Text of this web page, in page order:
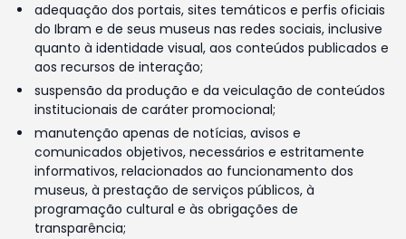
adequação dos portais, sites temáticos e perfis oficiais
do Ibram e de seus museus nas redes sociais, inclusive
quanto à identidade visual, aos conteúdos publicados e
aos recursos de interação;
suspensão da produção e da veiculação de conteúdos
institucionais de caráter promocional;
manutenção apenas de notícias, avisos e
comunicados objetivos, necessários e estritamente
informativos, relacionados ao funcionamento dos
museus, à prestação de serviços públicos, à
programação cultural e às obrigações de
transparência;